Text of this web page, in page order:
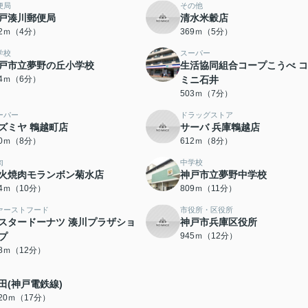
局
湊川郵便局
（4分）
その他
清水米穀店
369ｍ（5分）
校
市立夢野の丘小学校
（6分）
スーパー
生活協同組合コープこうべ
ミニ石井
503ｍ（7分）
パー
ミヤ 鵯越町店
（8分）
ドラッグストア
サーバ 兵庫鵯越店
612ｍ（8分）
焼肉モランボン菊水店
（10分）
中学校
神戸市立夢野中学校
809ｍ（11分）
ーストフード
タードーナツ 湊川プラザショ
（12分）
市役所・区役所
神戸市兵庫区役所
945ｍ（12分）
(神戸電鉄線)
ｍ（17分）